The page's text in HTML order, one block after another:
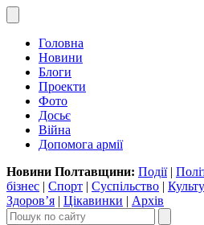
Головна
Новини
Блоги
Проекти
Фото
Досьє
Війна
Допомога армії
Новини Полтавщини: Події|
бізнес | Спорт | Суспільство |
Здоров’я | Цікавинки | Архів